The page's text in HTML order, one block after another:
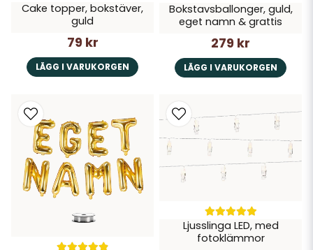
Cake topper, bokstäver,
guld
79 kr
LÄGG I VARUKORGEN
Bokstavsballonger, guld,
eget namn & grattis
279 kr
LÄGG I VARUKORGEN
Ljusslinga LED, med
fotoklämmor